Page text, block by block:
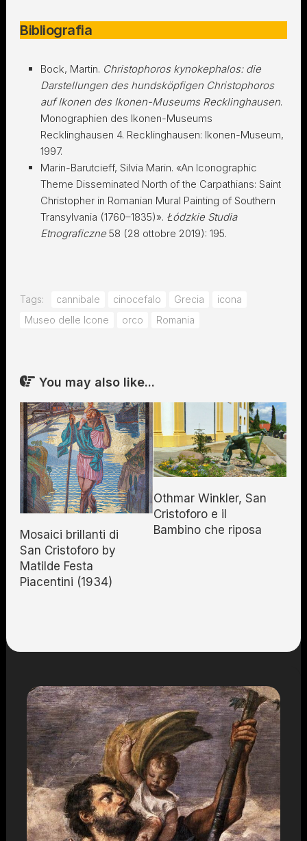
Bibliografia
Bock, Martin. Christophoros kynokephalos: die
Darstellungen des hundsköpfigen Christophoros
auf Ikonen des Ikonen-Museums Recklinghausen.
Monographien des Ikonen-Museums
Recklinghausen 4. Recklinghausen: Ikonen-Museum,
1997.
Marin-Barutcieff, Silvia Marin. «An Iconographic
Theme Disseminated North of the Carpathians: Saint
Christopher in Romanian Mural Painting of Southern
Transylvania (1760–1835)». Łódzkie Studia
Etnograficzne58 (28 ottobre 2019): 195.
Tags: cannibale cinocefalo Grecia
icona
Museo delle Icone
orco Romania
You may also like...
Mosaici brillanti di
San Cristoforo by
Matilde Festa
Piacentini (1934)
Othmar Winkler, San
Cristoforo e il
Bambino che riposa